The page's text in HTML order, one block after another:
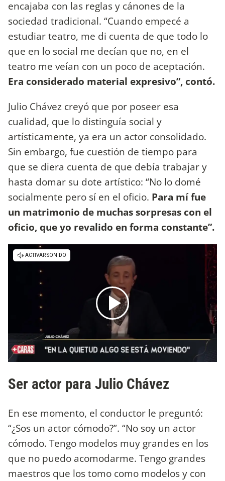
encajaba con las reglas y cánones de la
sociedad tradicional. “Cuando empecé a
estudiar teatro, me di cuenta de que todo lo
que en lo social me decían que no, en el
teatro me veían con un poco de aceptación.
Era considerado material expresivo”, contó.
Julio Chávez creyó que por poseer esa
cualidad, que lo distinguía social y
artísticamente, ya era un actor consolidado.
Sin embargo, fue cuestión de tiempo para
que se diera cuenta de que debía trabajar y
hasta domar su dote artístico: “No lo domé
socialmente pero sí en el oficio. Para mí fue
un matrimonio de muchas sorpresas con el
oficio, que yo revalido en forma constante”.
Ser actor para Julio Chávez
En ese momento, el conductor le preguntó:
“¿Sos un actor cómodo?”. “No soy un actor
cómodo. Tengo modelos muy grandes en los
que no puedo acomodarme. Tengo grandes
maestros que los tomo como modelos y con